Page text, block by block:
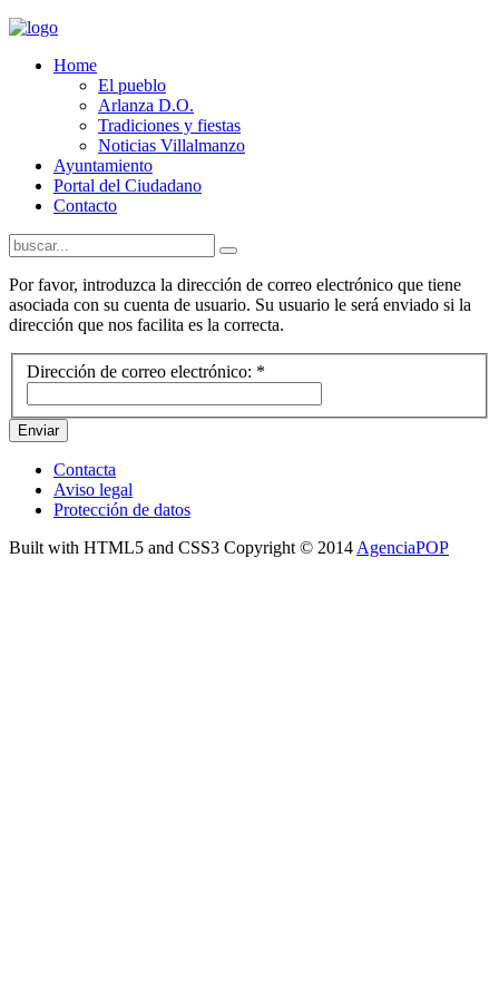
Home
El pueblo
Arlanza D.O.
Tradiciones y fiestas
Noticias Villalmanzo
Ayuntamiento
Portal del Ciudadano
Contacto
Por favor, introduzca la dirección de correo electrónico que tiene
asociada con su cuenta de usuario. Su usuario le será enviado si la
dirección que nos facilita es la correcta.
Dirección de correo electrónico: *
Enviar
Contacta
Aviso legal
Protección de datos
Built with HTML5 and CSS3 Copyright © 2014 AgenciaPOP